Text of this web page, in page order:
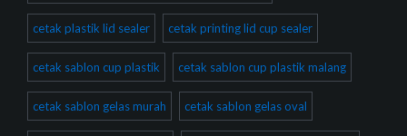
cetak plastik lid sealer cetak printing lid cup sealer
cetak sablon cup plastik cetak sablon cup plastik malang
cetak sablon gelas murah cetak sablon gelas oval